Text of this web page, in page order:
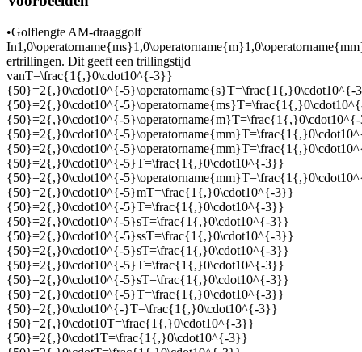
•Golflengte AM-draaggolf
In
ertrillingen. Dit geeft een trillingstijd
vanT=\frac{1{,}0\cdot10^{-3}}
{50}=2{,}0\cdot10^{-5}\operatorname{s}T=\frac{1{,}0\cdot10^{-
{50}=2{,}0\cdot10^{-
{50}=2{,}0\cdot10^{-
{50}=2{,}0\cdot10^{-
{50}=2{,}0\cdot10^{-
{50}=2{,}0\cdot10^{-5}T=\frac{1{,}0\cdot10^{-3}}
{50}=2{,}0\cdot10^{-
{50}=2{,}0\cdot10^{-5}mT=\frac{1{,}0\cdot10^{-3}}
{50}=2{,}0\cdot10^{-5}T=\frac{1{,}0\cdot10^{-3}}
{50}=2{,}0\cdot10^{-5}sT=\frac{1{,}0\cdot10^{-3}}
{50}=2{,}0\cdot10^{-5}ssT=\frac{1{,}0\cdot10^{-3}}
{50}=2{,}0\cdot10^{-5}sT=\frac{1{,}0\cdot10^{-3}}
{50}=2{,}0\cdot10^{-5}T=\frac{1{,}0\cdot10^{-3}}
{50}=2{,}0\cdot10^{-5}sT=\frac{1{,}0\cdot10^{-3}}
{50}=2{,}0\cdot10^{-5}T=\frac{1{,}0\cdot10^{-3}}
{50}=2{,}0\cdot10^{-}T=\frac{1{,}0\cdot10^{-3}}
{50}=2{,}0\cdot10T=\frac{1{,}0\cdot10^{-3}}
{50}=2{,}0\cdot1T=\frac{1{,}0\cdot10^{-3}}